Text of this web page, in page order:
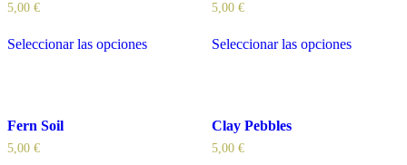
5,00 €
Seleccionar las opciones
5,00 €
Seleccionar las opciones
Fern Soil
5,00 €
Clay Pebbles
5,00 €